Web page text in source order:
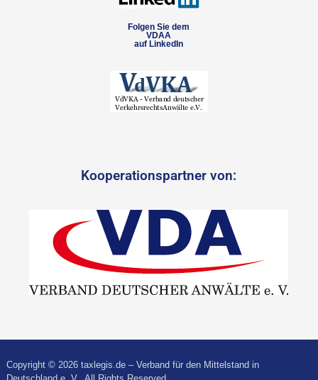
Folgen Sie dem
VDAA
auf LinkedIn
Kooperationspartner von:
Copyright © 2026 taxlegis.de – Verband für den Mittelstand in